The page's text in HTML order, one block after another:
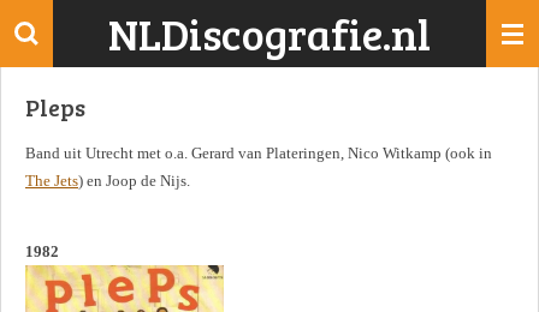
Ga
de
NLDiscografie.nl
Pleps
Band uit Utrecht met o.a. Gerard van Plateringen, Nico Witkamp (ook in
The Jets) en Joop de Nijs.
1982